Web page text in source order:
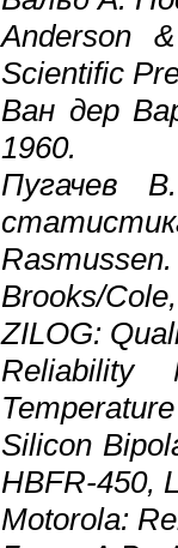
Anderson
Scientific
Ван дер
1960.
Пугачев
Brooks/
ZILOG:
Reliability
Silicon
HBFR-450,
Motorola: